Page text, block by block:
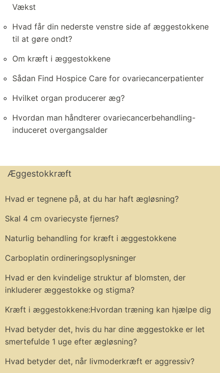
Vækst
Hvad får din nederste venstre side af æggestokkene
til at gøre ondt?
Om kræft i æggestokkene
Sådan Find Hospice Care for ovariecancerpatienter
Hvilket organ producerer æg?
Hvordan man håndterer ovariecancerbehandling-
induceret overgangsalder
Æggestokkræft
Hvad er tegnene på, at du har haft ægløsning?
Skal 4 cm ovariecyste fjernes?
Naturlig behandling for kræft i æggestokkene
Carboplatin ordineringsoplysninger
Hvad er den kvindelige struktur af blomsten, der
inkluderer æggestokke og stigma?
Kræft i æggestokkene:Hvordan træning kan hjælpe dig
Hvad betyder det, hvis du har dine æggestokke er let
smertefulde 1 uge efter ægløsning?
Hvad betyder det, når livmoderkræft er aggressiv?